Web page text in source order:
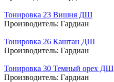
Тонировка 23 Вишня ДШ
Производитель: Гардиан
Тонировка 26 Каштан ДШ
Производитель: Гардиан
Тонировка 30 Темный орех ДШ
Производитель: Гардиан